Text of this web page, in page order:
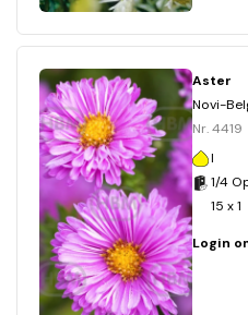
Aster
Novi-
Nr. 4419
I
1/4
15 x 1
Login